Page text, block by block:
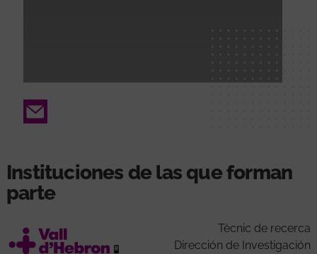
Email
Instituciones de las que forman
parte
Tècnic de recerca
Dirección de Investigación